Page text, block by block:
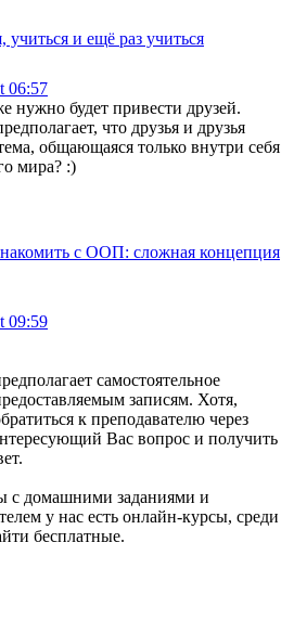
учиться и ещё раз учиться
06:57
нужно будет привести друзей.
что друзья и друзья
общающаяся только внутри себя
мира? :)
с ООП: сложная концепция
09:59
самостоятельное
записям. Хотя,
к преподавателю через
Вас вопрос и получить
с домашними заданиями и
у нас есть онлайн-курсы, среди
бесплатные.